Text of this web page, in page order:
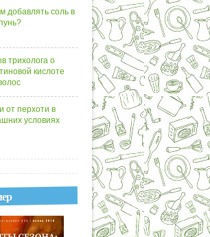
добавлять соль в
трихолога о
кислоте
от перхоти в
условиях